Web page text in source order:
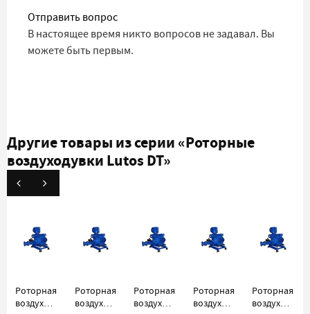
Отправить вопрос
В настоящее время никто вопросов не задавал. Вы
можете быть первым.
Другие товары из серии«Роторные
воздуходувки Lutos DT»
Роторная
воздуходувка
Роторная
воздуходувка
Роторная
воздуходувка
Роторная
воздуходувка
Роторная
воздуходувка